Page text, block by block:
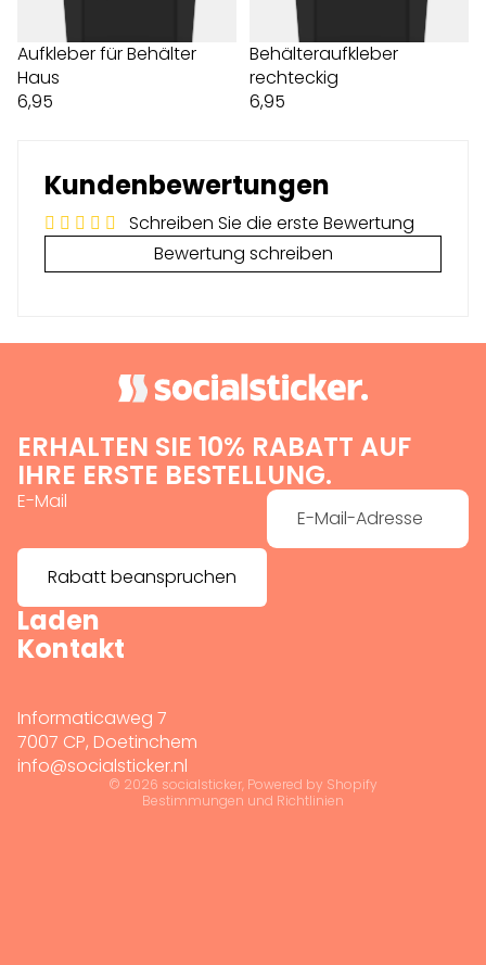
Aufkleber für Behälter
Haus
6,95
Behälteraufkleber
rechteckig
6,95
Kundenbewertungen
Schreiben Sie die erste Bewertung
Bewertung schreiben
ERHALTEN SIE 10% RABATT AUF
IHRE ERSTE BESTELLUNG.
E-Mail
Rabatt beanspruchen
Laden
Kontakt
Informaticaweg 7
7007 CP, Doetinchem
info@socialsticker.nl
© 2026 socialsticker, Powered by Shopify
Bestimmungen und Richtlinien
Widerrufsrecht
Datenschutzerklärung
Impressum
Kontaktinformationen